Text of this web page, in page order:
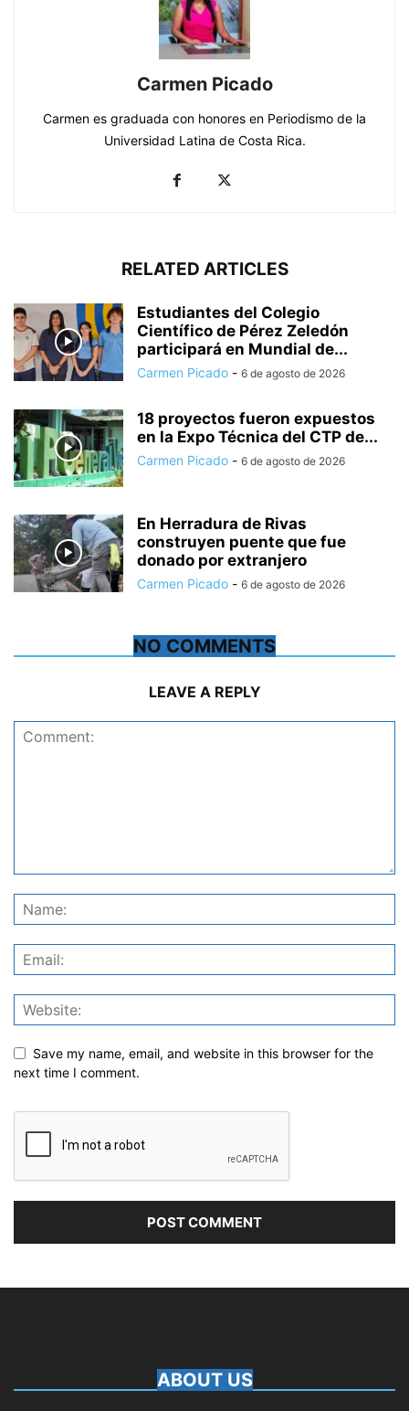
Carmen Picado
Carmen es graduada con honores en Periodismo de la
Universidad Latina de Costa Rica.
RELATED ARTICLES
Estudiantes del Colegio
Científico de Pérez Zeledón
participará en Mundial de...
Carmen Picado - 6 de agosto de 2026
18 proyectos fueron expuestos
en la Expo Técnica del CTP de...
Carmen Picado - 6 de agosto de 2026
En Herradura de Rivas
construyen puente que fue
donado por extranjero
Carmen Picado - 6 de agosto de 2026
NO COMMENTS
LEAVE A REPLY
Save my name, email, and website in this browser for the
next time I comment.
ABOUT US